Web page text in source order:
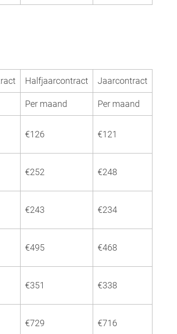
Halfjaarcontract Jaarcontract
Per maand Per maand
€126 €121
€252 €248
€243 €234
€495 €468
€351 €338
€729 €716